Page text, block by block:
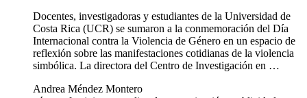
Docentes, investigadoras y estudiantes de la Universidad de
Costa Rica (UCR) se sumaron a la conmemoración del Día
Internacional contra la Violencia de Género en un espacio de
reflexión sobre las manifestaciones cotidianas de la violencia
simbólica. La directora del Centro de Investigación en …
Andrea Méndez Montero